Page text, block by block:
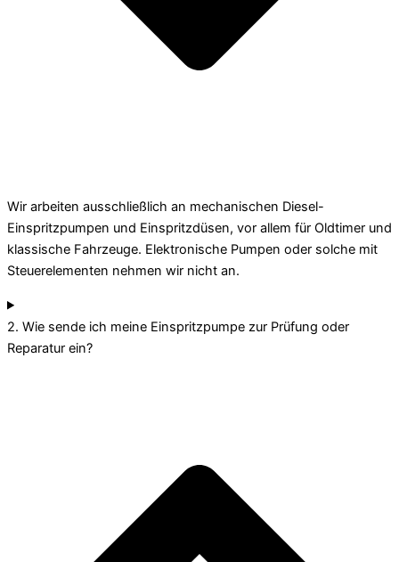
Wir arbeiten ausschließlich an mechanischen Diesel-
Einspritzpumpen und Einspritzdüsen, vor allem für Oldtimer und
klassische Fahrzeuge. Elektronische Pumpen oder solche mit
Steuerelementen nehmen wir nicht an.
2. Wie sende ich meine Einspritzpumpe zur Prüfung oder
Reparatur ein?